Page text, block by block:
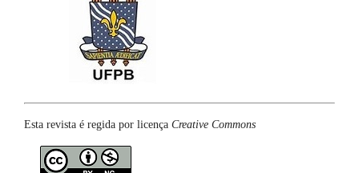
Esta revista é regida por licença Creative Commons